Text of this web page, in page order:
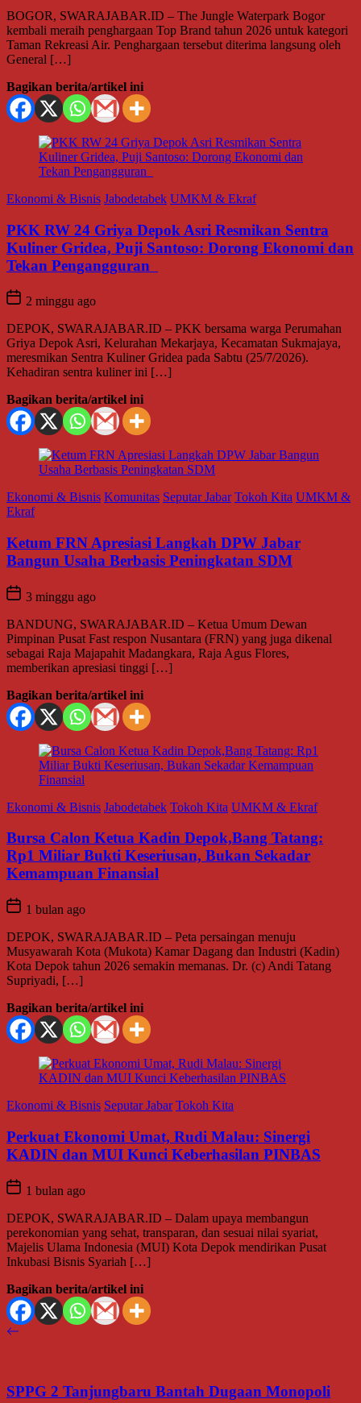
BOGOR, SWARAJABAR.ID – The Jungle Waterpark Bogor
kembali meraih penghargaan Top Brand tahun 2026 untuk kategori
Taman Rekreasi Air. Penghargaan tersebut diterima langsung oleh
General […]
Bagikan berita/artikel ini
Ekonomi & Bisnis Jabodetabek UMKM & Ekraf
PKK RW 24 Griya Depok Asri Resmikan Sentra
Kuliner Gridea, Puji Santoso: Dorong Ekonomi dan
Tekan Pengangguran
2 minggu ago
DEPOK, SWARAJABAR.ID – PKK bersama warga Perumahan
Griya Depok Asri, Kelurahan Mekarjaya, Kecamatan Sukmajaya,
meresmikan Sentra Kuliner Gridea pada Sabtu (25/7/2026).
Kehadiran sentra kuliner ini […]
Bagikan berita/artikel ini
Ekonomi & Bisnis Komunitas Seputar Jabar Tokoh Kita UMKM &
Ekraf
Ketum FRN Apresiasi Langkah DPW Jabar
Bangun Usaha Berbasis Peningkatan SDM
3 minggu ago
BANDUNG, SWARAJABAR.ID – Ketua Umum Dewan
Pimpinan Pusat Fast respon Nusantara (FRN) yang juga dikenal
sebagai Raja Majapahit Madangkara, Raja Agus Flores,
memberikan apresiasi tinggi […]
Bagikan berita/artikel ini
Ekonomi & Bisnis Jabodetabek Tokoh Kita UMKM & Ekraf
Bursa Calon Ketua Kadin Depok,Bang Tatang:
Rp1 Miliar Bukti Keseriusan, Bukan Sekadar
Kemampuan Finansial
1 bulan ago
DEPOK, SWARAJABAR.ID – Peta persaingan menuju
Musyawarah Kota (Mukota) Kamar Dagang dan Industri (Kadin)
Kota Depok tahun 2026 semakin memanas. Dr. (c) Andi Tatang
Supriyadi, […]
Bagikan berita/artikel ini
Ekonomi & Bisnis Seputar Jabar Tokoh Kita
Perkuat Ekonomi Umat, Rudi Malau: Sinergi
KADIN dan MUI Kunci Keberhasilan PINBAS
1 bulan ago
DEPOK, SWARAJABAR.ID – Dalam upaya membangun
perekonomian yang sehat, transparan, dan sesuai nilai syariat,
Majelis Ulama Indonesia (MUI) Kota Depok mendirikan Pusat
Inkubasi Bisnis Syariah […]
Bagikan berita/artikel ini
SPPG 2 Tanjungbaru Bantah Dugaan Monopoli